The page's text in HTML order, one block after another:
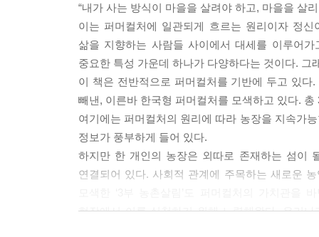
잘 실현되지 않는 분야가 농업분야다. 농업은 생
게 생산되는 것은 아니기 때문이다. 전남 보성에
걸어 다니면서 박수를 치며 인사를 했다. ‘애들아
터는 논에 들어가 지그재그로 돌아다니며 같은 인
힘내!’라고 외칠 정도로 단단히 미친 농부였다.
것이라는 점을 강조했다. 농사는 생명을 다루는
장은 진화한다」
농촌의 집이 넓어야 할 이유는 없다. 건축비도 많
장 설계를 해보라고 하면 주택의 면적을 상당히
“내가 사는 방식이 마을을 살려야 하고, 마을을 살
이는 퍼머컬처에 일관되게 흐르는 원리이자 정신
삶을 지향하는 사람들 사이에서 대세를 이루어
중요한 특성 가운데 하나가 다양하다는 것이다. 그
이 책은 전반적으로 퍼머컬처를 기반에 두고 있
빼낸, 이른바 한국형 퍼머컬처를 모색하고 있다.
여기에는 퍼머컬처의 원리에 따라 농장을 지속가
정보가 풍부하게 들어 있다.
하지만 한 개인의 농장은 외따로 존재하는 섬이
연결되어 있다. 사회적 관계에 주목하는 새로운
현장에서 이를 실천하기 위해 노력해왔다. 우리